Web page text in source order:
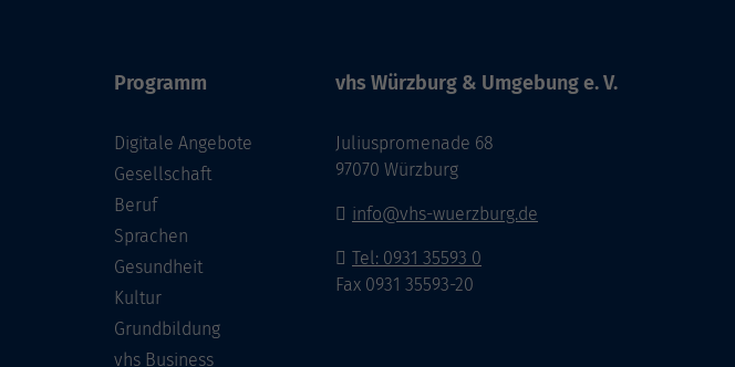
Programm
Digitale Angebote
Gesellschaft
Beruf
Sprachen
Gesundheit
Kultur
Grundbildung
vhs Business
vhs Würzburg & Umgebung e. V.
Juliuspromenade 68
97070 Würzburg
info@vhs-wuerzburg.de
Tel: 0931 35593 0
Fax 0931 35593-20